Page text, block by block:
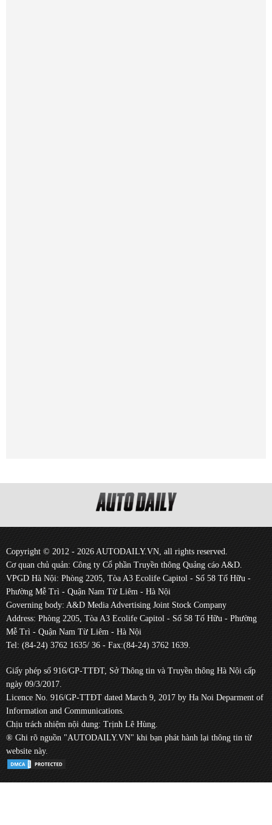
Copyright © 2012 - 2026 AUTODAILY.VN, all rights reserved.
Cơ quan chủ quản: Công ty Cổ phần Truyền thông Quảng cáo A&D.
VPGD Hà Nội: Phòng 2205, Tòa A3 Ecolife Capitol - Số 58 Tố Hữu -
Phường Mễ Trì - Quận Nam Từ Liêm - Hà Nội
Governing body: A&D Media Advertising Joint Stock Company
Address: Phòng 2205, Tòa A3 Ecolife Capitol - Số 58 Tố Hữu - Phường
Mễ Trì - Quận Nam Từ Liêm - Hà Nội
Tel: (84-24) 3762 1635/ 36 - Fax:(84-24) 3762 1639.
Giấy phép số 916/GP-TTĐT, Sở Thông tin và Truyền thông Hà Nội cấp
ngày 09/3/2017.
Licence No. 916/GP-TTĐT dated March 9, 2017 by Ha Noi Deparment of
Information and Communications.
Chịu trách nhiệm nội dung: Trịnh Lê Hùng.
® Ghi rõ nguồn "AUTODAILY.VN" khi bạn phát hành lại thông tin từ
website này.